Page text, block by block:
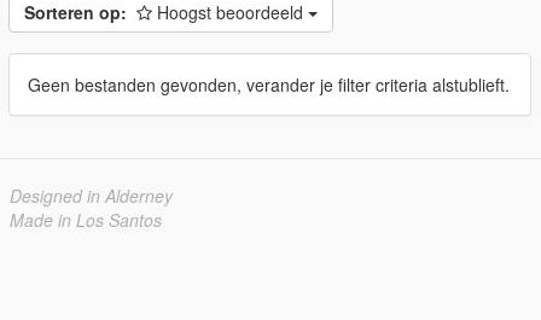
Sorteren op: Hoogst beoordeeld
Geen bestanden gevonden, verander je filter criteria alstublieft.
Designed in Alderney
Made in Los Santos